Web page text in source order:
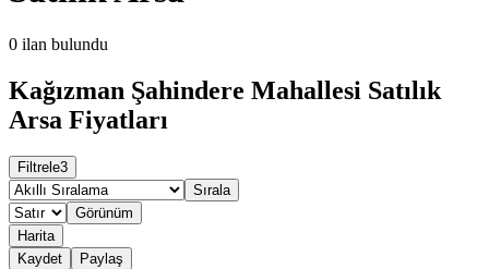
0 ilan bulundu
Kağızman Şahindere Mahallesi Satılık
Arsa Fiyatları
Filtrele3
Sırala
Görünüm
Harita
Kaydet
Paylaş